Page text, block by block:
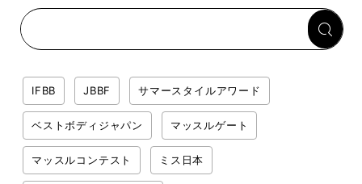
「回復習慣」
IFBB JBBF サマースタイルアワード
ベストボディジャパン マッスルゲート
マッスルコンテスト ミス日本